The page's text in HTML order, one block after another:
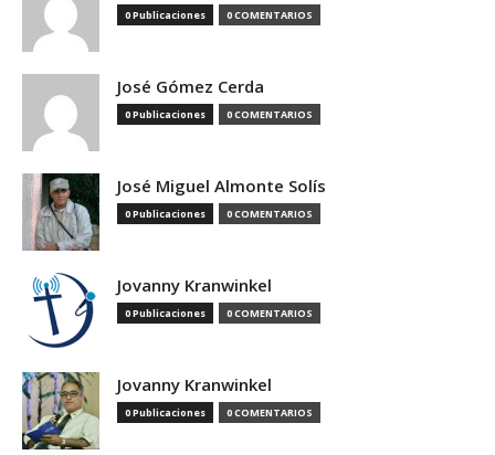
0 Publicaciones 0 COMENTARIOS
José Gómez Cerda
0 Publicaciones 0 COMENTARIOS
José Miguel Almonte Solís
0 Publicaciones 0 COMENTARIOS
Jovanny Kranwinkel
0 Publicaciones 0 COMENTARIOS
Jovanny Kranwinkel
0 Publicaciones 0 COMENTARIOS